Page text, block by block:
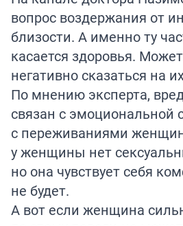
вопрос воздержания от
близости. А именно ту
касается здоровья.
негативно сказаться на
По мнению эксперта,
связан с эмоциональной
с переживаниями
у женщины нет
но она чувствует себя
не будет.
А вот если женщина